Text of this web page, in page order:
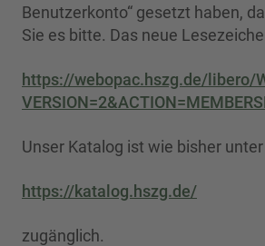
Benutzerkonto“ gesetzt haben,
Sie es bitte. Das neue
https://webopac.hszg.de/libero/
Unser Katalog ist wie bisher unter
https://katalog.hszg.de/
zugänglich.